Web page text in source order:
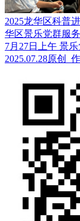
2025龙华区科普
华区景乐党群服
7月27日上午 景
2025.07.28原创